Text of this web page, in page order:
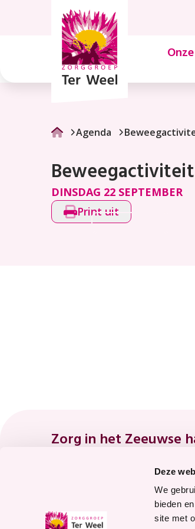
Deze
We
bieden
site met
Beweegactiviteit
Agenda
Beweegactiviteit
DINSDAG 22 SEPTEMBER
Print uit
Zorg in het Zeeuwse
8.7
Waardering voor